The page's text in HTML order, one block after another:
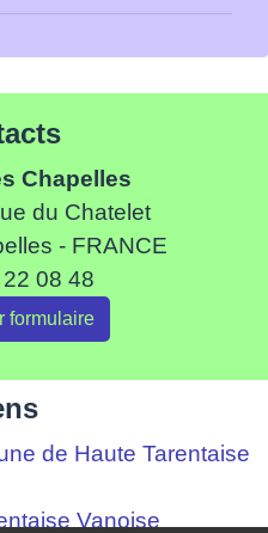
Chapelles
du Chatelet
- FRANCE
08 48
formulaire
de Haute Tarentaise
Vanoise